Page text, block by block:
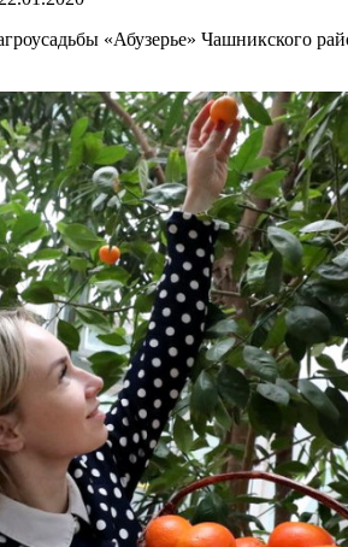
«Абузерье» Чашникского